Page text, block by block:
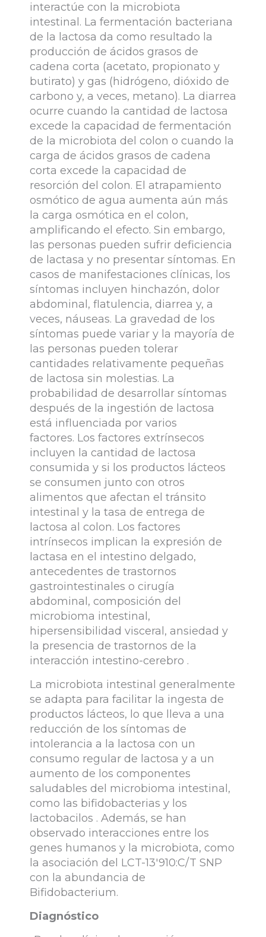
interactúe con la microbiota
intestinal. La fermentación bacteriana
de la lactosa da como resultado la
producción de ácidos grasos de
cadena corta (acetato, propionato y
butirato) y gas (hidrógeno, dióxido de
carbono y, a veces, metano). La diarrea
ocurre cuando la cantidad de lactosa
excede la capacidad de fermentación
de la microbiota del colon o cuando la
carga de ácidos grasos de cadena
corta excede la capacidad de
resorción del colon. El atrapamiento
osmótico de agua aumenta aún más
la carga osmótica en el colon,
amplificando el efecto. Sin embargo,
las personas pueden sufrir deficiencia
de lactasa y no presentar síntomas. En
casos de manifestaciones clínicas, los
síntomas incluyen hinchazón, dolor
abdominal, flatulencia, diarrea y, a
veces, náuseas. La gravedad de los
síntomas puede variar y la mayoría de
las personas pueden tolerar
cantidades relativamente pequeñas
de lactosa sin molestias. La
probabilidad de desarrollar síntomas
después de la ingestión de lactosa
está influenciada por varios
factores. Los factores extrínsecos
incluyen la cantidad de lactosa
consumida y si los productos lácteos
se consumen junto con otros
alimentos que afectan el tránsito
intestinal y la tasa de entrega de
lactosa al colon. Los factores
intrínsecos implican la expresión de
lactasa en el intestino delgado,
antecedentes de trastornos
gastrointestinales o cirugía
abdominal, composición del
microbioma intestinal,
hipersensibilidad visceral, ansiedad y
la presencia de trastornos de la
interacción intestino-cerebro .
La microbiota intestinal generalmente
se adapta para facilitar la ingesta de
productos lácteos, lo que lleva a una
reducción de los síntomas de
intolerancia a la lactosa con un
consumo regular de lactosa y a un
aumento de los componentes
saludables del microbioma intestinal,
como las bifidobacterias y los
lactobacilos . Además, se han
observado interacciones entre los
genes humanos y la microbiota, como
la asociación del LCT-13′910:C/T SNP
con la abundancia de
Bifidobacterium.
Diagnóstico